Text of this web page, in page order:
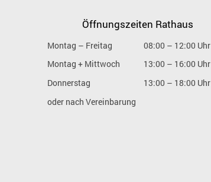
Öffnungszeiten Rathaus
Montag – Freitag
08:00 – 12:00 Uhr
Montag + Mittwoch
13:00 – 16:00 Uhr
Donnerstag
13:00 – 18:00 Uhr
oder nach Vereinbarung